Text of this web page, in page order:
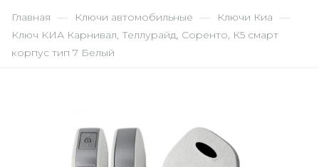
Главная — Ключи автомобильные — Ключи Киа —
Ключ КИА Карнивал, Теллурайд, Соренто, К5 смарт
корпус тип 7 Белый